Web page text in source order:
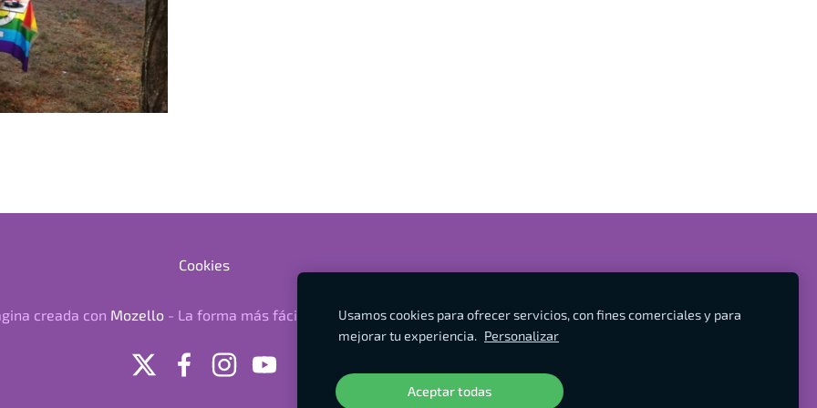
Cookies
creada con Mozello- La forma más fácil de crear una web.Usamos cookies para ofrecer servicios, con fines comerciales y para
mejorar tu experiencia. Personalizar
Aceptar todas